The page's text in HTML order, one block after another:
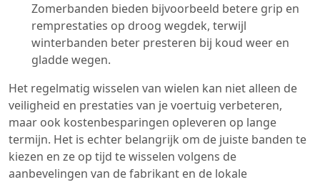
Zomerbanden bieden bijvoorbeeld betere grip en
remprestaties op droog wegdek, terwijl
winterbanden beter presteren bij koud weer en
gladde wegen.
Het regelmatig wisselen van wielen kan niet alleen de
veiligheid en prestaties van je voertuig verbeteren,
maar ook kostenbesparingen opleveren op lange
termijn. Het is echter belangrijk om de juiste banden te
kiezen en ze op tijd te wisselen volgens de
aanbevelingen van de fabrikant en de lokale